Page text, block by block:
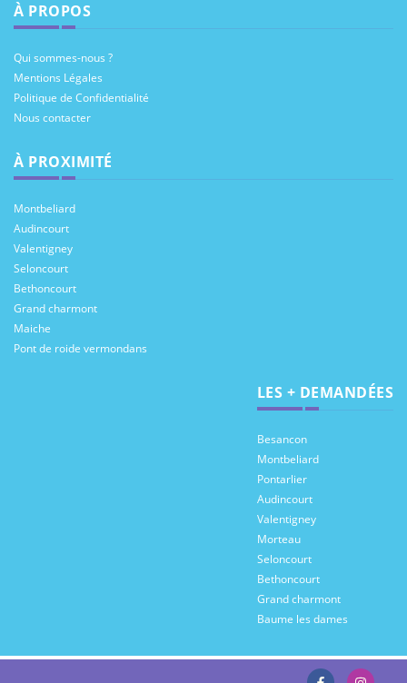
À PROPOS
Qui sommes-nous ?
Mentions Légales
Politique de Confidentialité
Nous contacter
À PROXIMITÉ
Montbeliard
Audincourt
Valentigney
Seloncourt
Bethoncourt
Grand charmont
Maiche
Pont de roide vermondans
LES + DEMANDÉES
Besancon
Montbeliard
Pontarlier
Audincourt
Valentigney
Morteau
Seloncourt
Bethoncourt
Grand charmont
Baume les dames